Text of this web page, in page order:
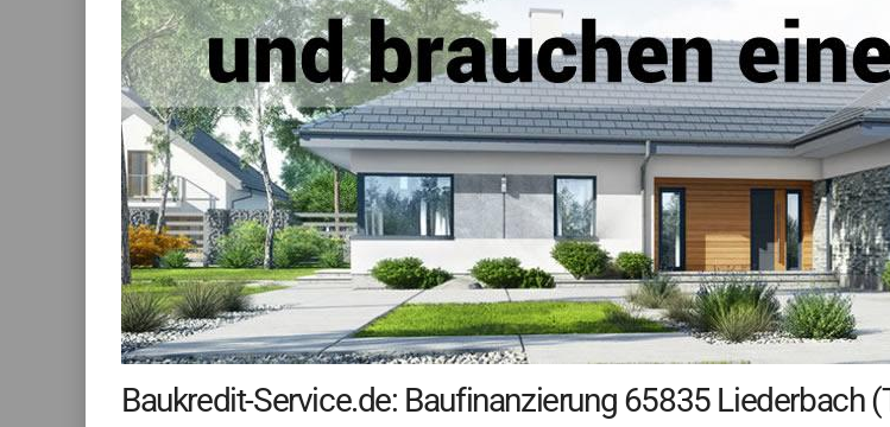
Baukredit-Service.de: Baufinanzierung 65835 Liederbach